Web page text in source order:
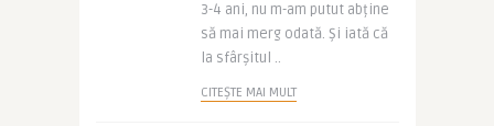
3-4 ani, nu m-am putut abține
să mai merg odată. Și iată că
la sfârșitul ..
CITEȘTE MAI MULT